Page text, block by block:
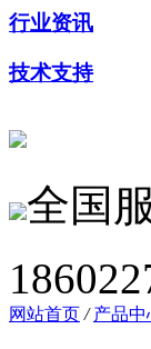
行业资讯
技术支持
全国
网站首页 / 产品中